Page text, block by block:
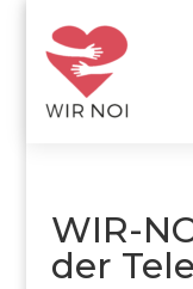
WIR-
der